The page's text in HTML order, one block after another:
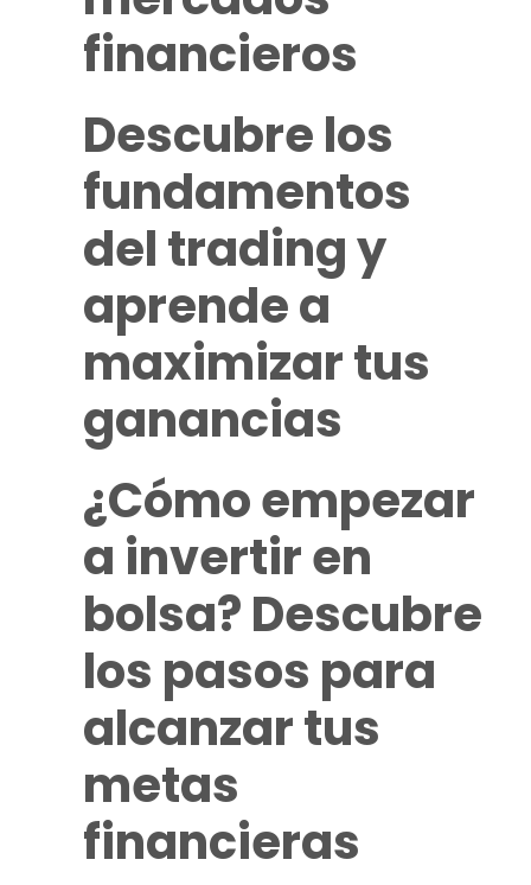
financieros
Descubre los
fundamentos
deltradingy
aprende a
maximizar tus
ganancias
¿Cómo empezar
a invertir en
bolsa? Descubre
los pasos para
alcanzar tus
metas
financieras